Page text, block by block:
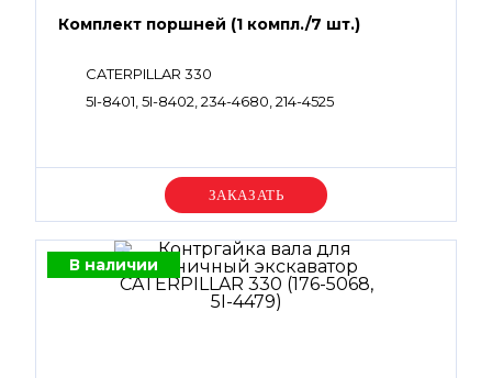
Комплект поршней (1 компл./7 шт.)
CATERPILLAR 330
5I-8401, 5I-8402, 234-4680, 214-4525
Уточняйте цену
В наличии